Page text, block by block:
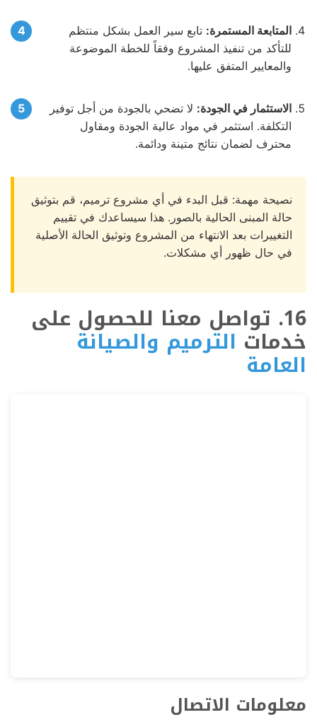
المتابعة المستمرة: تابع سير العمل بشكل منتظم
للتأكد من تنفيذ المشروع وفقاً للخطة الموضوعة
والمعايير المتفق عليها.
الاستثمار في الجودة: لا تضحي بالجودة من أجل توفير
التكلفة. استثمر في مواد عالية الجودة ومقاول
محترف لضمان نتائج متينة ودائمة.
نصيحة مهمة: قبل البدء في أي مشروع ترميم، قم بتوثيق
حالة المبنى الحالية بالصور. هذا سيساعدك في تقييم
التغييرات بعد الانتهاء من المشروع وتوثيق الحالة الأصلية
في حال ظهور أي مشكلات.
16. تواصل معنا للحصول على
خدمات الترميم والصيانة
العامة
معلومات الاتصال